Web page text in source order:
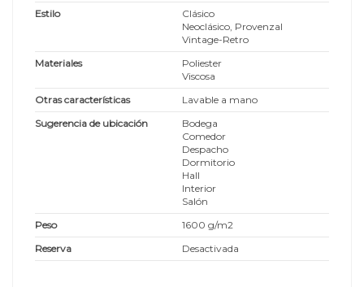
Estilo
Clásico
Neoclásico, Provenzal
Vintage-Retro
Materiales
Poliester
Viscosa
Otras características
Lavable a mano
Sugerencia de ubicación
Bodega
Comedor
Despacho
Dormitorio
Hall
Interior
Salón
Peso
1600 g/m2
Reserva
Desactivada